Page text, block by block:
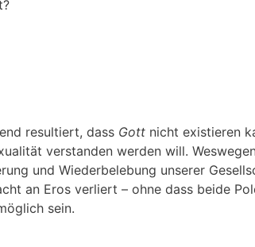
resultiert, dass Gott nicht existieren
verstanden werden will.
und Wiederbelebung unserer
an Eros verliert – ohne dass beide
sein.